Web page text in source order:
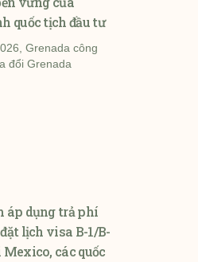
quốc tịch đầu tư
Grenada công
đổi Grenada
áp dụng trả phí
đặt lịch visa B-1/B-
các quốc